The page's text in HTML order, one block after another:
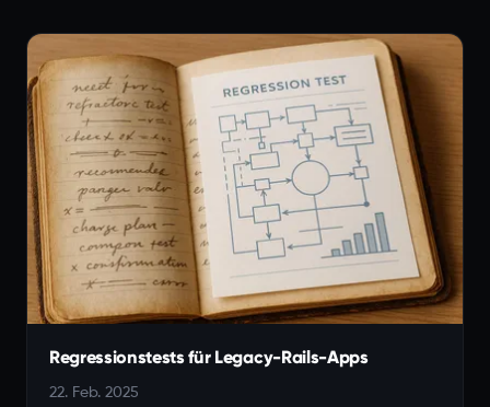
Regressionstests für Legacy-Rails-Apps
22. Feb. 2025